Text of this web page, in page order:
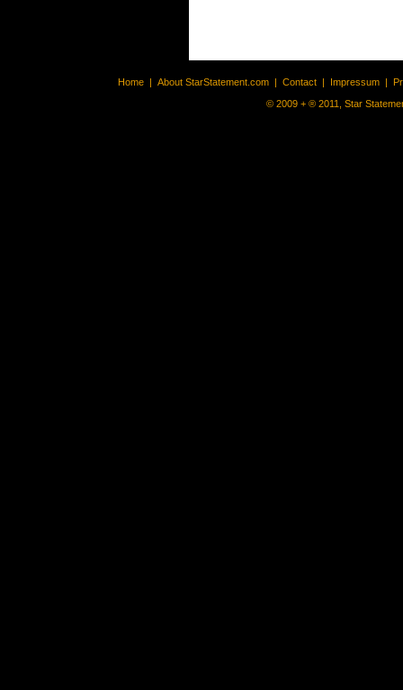
Home | About StarStatement.com | Contact | Impressum |
© 2009 + ® 2011, Star